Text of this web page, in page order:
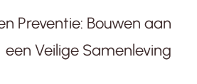
Preventie: Bouwen aan
een Veilige Samenleving